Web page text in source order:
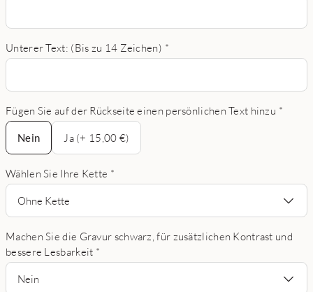
Unterer Text: (Bis zu 14 Zeichen) *
Fügen Sie auf der Rückseite einen persönlichen Text hinzu *
Nein
Nein
Ja (+ 15,00 €)
Wählen Sie Ihre Kette *
Ohne Kette
Machen Sie die Gravur schwarz, für zusätzlichen Kontrast und
bessere Lesbarkeit *
Nein